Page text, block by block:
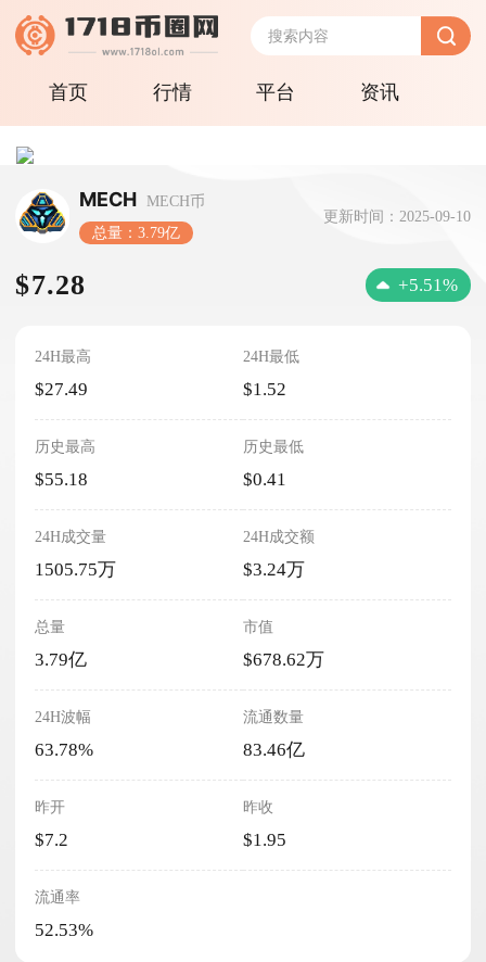
首页 行情 平台 资讯
MECH
MECH币
总量：3.79亿
更新时间：2025-09-10
$7.28 +5.51%
24H最高
$27.49
24H最低
$1.52
历史最高
$55.18
历史最低
$0.41
24H成交量
1505.75万
24H成交额
$3.24万
总量
3.79亿
市值
$678.62万
24H波幅
63.78%
流通数量
83.46亿
昨开
$7.2
昨收
$1.95
流通率
52.53%